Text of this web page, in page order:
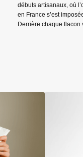
débuts artisanaux, où
en France s’est
Derrière chaque